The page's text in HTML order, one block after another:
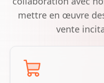
mettre en œuvre
vente